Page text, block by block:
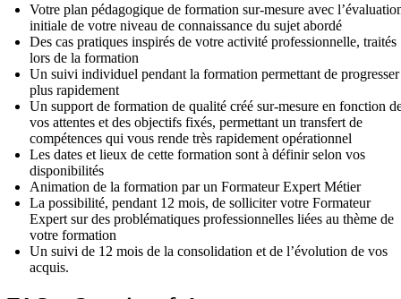
Votre plan pédagogique de formation sur-mesure avec
initiale de votre niveau de connaissance du sujet abordé
Des cas pratiques inspirés de votre activité professionnelle, traités
lors de la formation
Un suivi individuel pendant la formation permettant de progresser
plus rapidement
Un support de formation de qualité créé sur-mesure en fonction
vos attentes et des objectifs fixés, permettant un transfert de
compétences qui vous rende très rapidement opérationnel
Les dates et lieux de cette formation sont à définir selon vos
disponibilités
Animation de la formation par un Formateur Expert Métier
La possibilité, pendant 12 mois, de solliciter votre Formateur
Expert sur des problématiques professionnelles liées au thème de
votre formation
Un suivi de 12 mois de la consolidation et de l’évolution de vos
acquis.